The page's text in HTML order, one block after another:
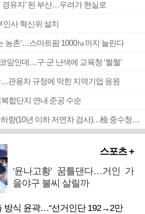
경유지’ 된 부산…우려가 현실로
사 혁신위 설치
농촌’…스마트팜 1000㏊까지 늘린다
앞인데…구·군 난색에 교육청 ‘쩔쩔’
관용차 규정에 막힌 지역기업 응원
합단지 연내 준공 수순
■ 검사 신분 버리고 직급하향(10년 이하 저연차 검사)…檢 중수청행 기피
스포츠 +
‘윤나고황’ 꿈틀댄다…거인 가
을야구 불씨 살릴까
방식 윤곽…“선거인단 192→2만